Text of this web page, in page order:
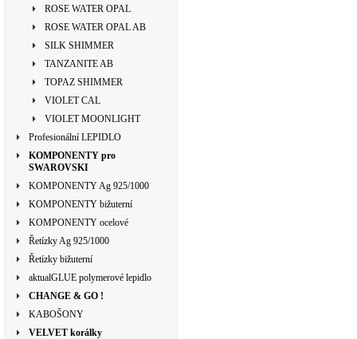
ROSE WATER OPAL
ROSE WATER OPAL AB
SILK SHIMMER
TANZANITE AB
TOPAZ SHIMMER
VIOLET CAL
VIOLET MOONLIGHT
Profesionální LEPIDLO
KOMPONENTY pro
SWAROVSKI
KOMPONENTY Ag 925/1000
KOMPONENTY bižuterní
KOMPONENTY ocelové
Řetízky Ag 925/1000
Řetízky bižuterní
aktualGLUE polymerové lepidlo
CHANGE & GO !
KABOŠONY
VELVET korálky